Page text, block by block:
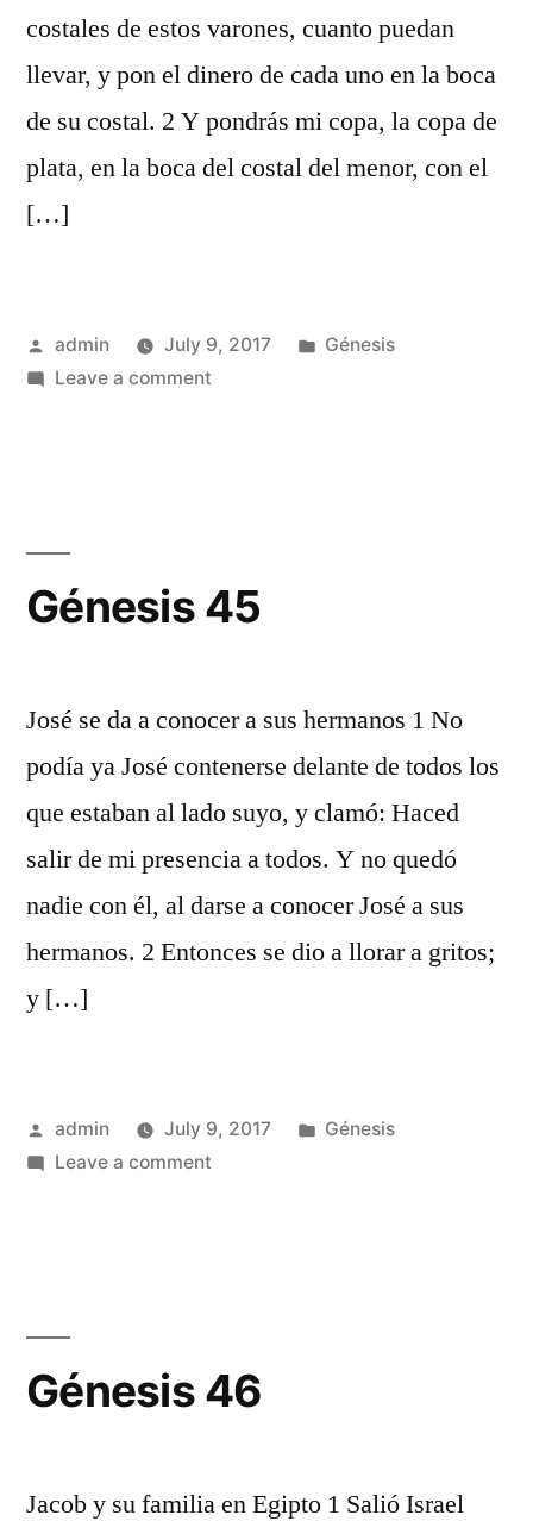
costales de estos varones, cuanto puedan
llevar, y pon el dinero de cada uno en la boca
de su costal. 2 Y pondrás mi copa, la copa de
plata, en la boca del costal del menor, con el
[…]
Posted
by
admin July 9, 2017
Posted
Génesis
Leave a commenton
Génesis 45
José se da a conocer a sus hermanos 1 No
podía ya José contenerse delante de todos los
que estaban al lado suyo, y clamó: Haced
salir de mi presencia a todos. Y no quedó
nadie con él, al darse a conocer José a sus
hermanos. 2 Entonces se dio a llorar a gritos;
y […]
Posted
by
admin July 9, 2017
Posted
Génesis
Leave a commenton
Génesis 46
Jacob y su familia en Egipto 1 Salió Israel